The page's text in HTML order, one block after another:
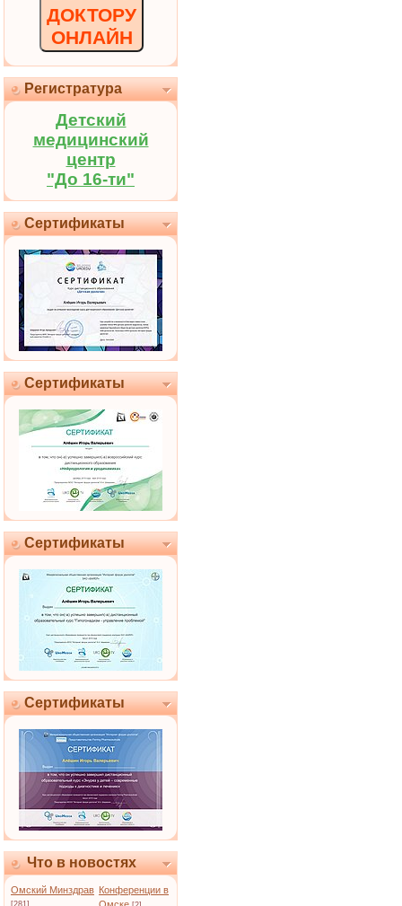
ДОКТОРУ
ОНЛАЙН
Регистратура
Детский
медицинский
центр
"До 16-ти"
Сертификаты
Сертификаты
Сертификаты
Сертификаты
Что в новостях
Омский Минздрав
[281]
Конференции в